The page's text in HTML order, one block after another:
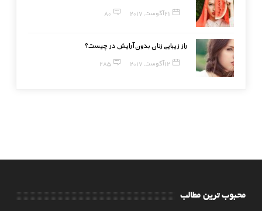
21 آگوست, 2017 80
راز زیبایی زنان بدون آرایش در چیست؟
12 آگوست, 2017 285
محبوب ترین مطالب